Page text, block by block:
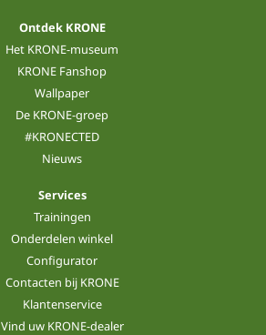
Ontdek KRONE
Het KRONE-museum
KRONE Fanshop
Wallpaper
De KRONE-groep
#KRONECTED
Nieuws
Services
Trainingen
Onderdelen winkel
Configurator
Contacten bij KRONE
Klantenservice
Vind uw KRONE-dealer